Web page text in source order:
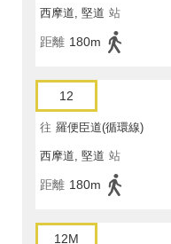
西摩道, 堅道 站
距離 180m
12
往 羅便臣道(循環線)
西摩道, 堅道 站
距離 180m
12M